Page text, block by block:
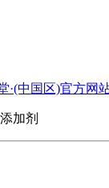
·(中国区)官方网
加剂